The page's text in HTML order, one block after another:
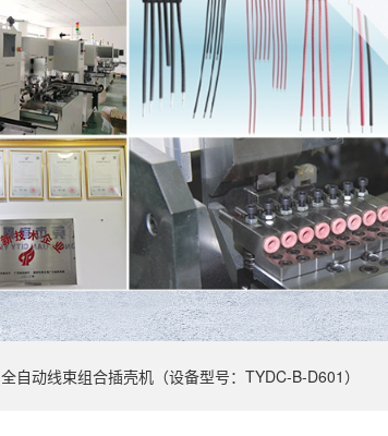
全自动线束组合插壳机（设备型号：TYDC-B-D601）